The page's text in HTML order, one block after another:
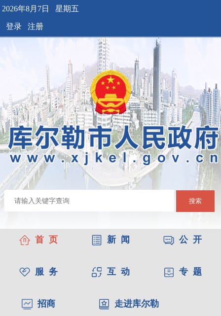
2026年8月7日 星期五
登录 注册
搜索
首 页 新 闻 公 开
服 务 互 动 专 题
招商 走进库尔勒